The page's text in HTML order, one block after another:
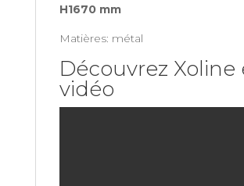
H1670 mm
Matières: métal
Découvrez Xoline
vidéo